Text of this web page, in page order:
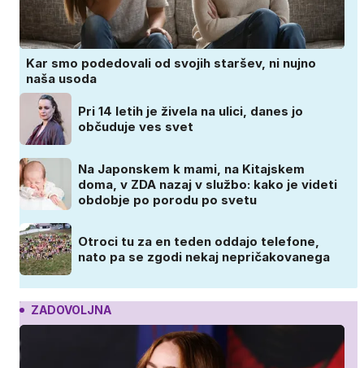
Kar smo podedovali od svojih staršev, ni nujno
naša usoda
Pri 14 letih je živela na ulici, danes jo
občuduje ves svet
Na Japonskem k mami, na Kitajskem
doma, v ZDA nazaj v službo: kako je videti
obdobje po porodu po svetu
Otroci tu za en teden oddajo telefone,
nato pa se zgodi nekaj nepričakovanega
ZADOVOLJNA